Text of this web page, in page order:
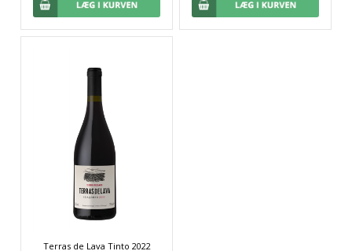
Terras de Lava Tinto 2022